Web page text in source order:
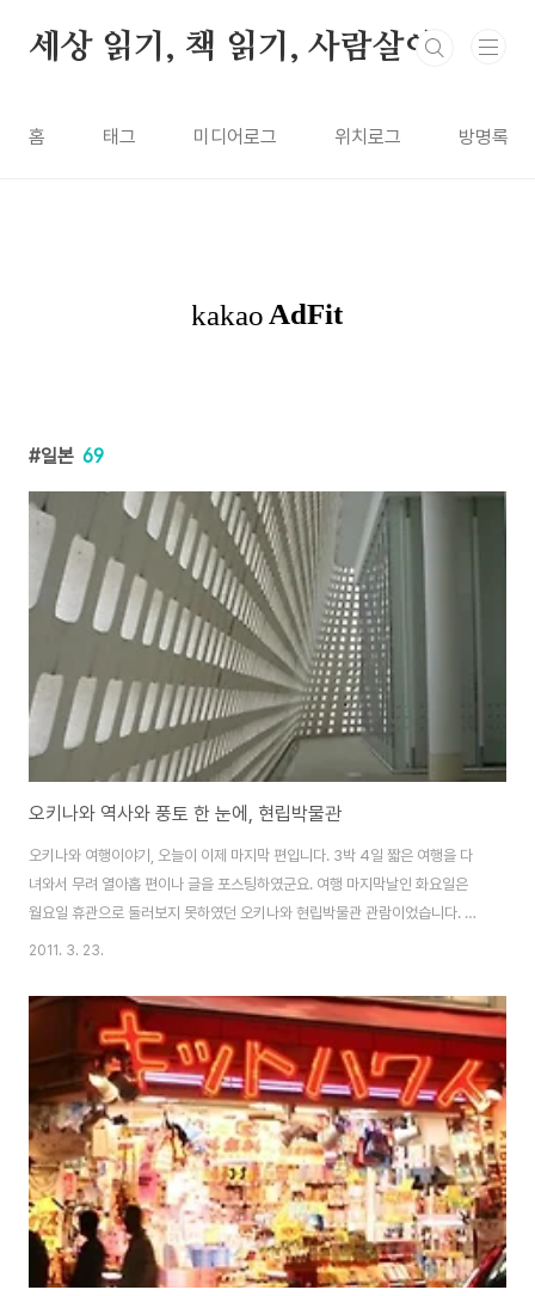
세상 읽기, 책 읽기, 사람살이
홈 태그 미디어로그 위치로그 방명록
일본 69
오키나와 역사와 풍토 한 눈에, 현립박물관
오키나와 여행이야기, 오늘이 이제 마지막 편입니다. 3박 4일 짧은 여행을 다
녀와서 무려 열아홉 편이나 글을 포스팅하였군요. 여행 마지막날인 화요일은
월요일 휴관으로 둘러보지 못하였던 오키나와 현립박물관 관람이었습니다. 아
침 일찍 호텔을 나와서 오키나와 현립박물관에 들렀다가 공항으로 가는 일정이
아니라 건물도 꽤 유명하다고 합니다. 건축가인 허정도 선생의 설명에 따르면,
현립 박물관은 오키나와의 옛 성(슈리성이겠지요) 이미지를 형상화한 외관디
자인으로 오키나와의 역사와 풍토를 상징한다고 합니다. 이시모토건축사무소
에서 설계하여 2007년 11월 개관한 이 건물은, 중앙부는 ‘나무 잎 사이로 스며
드는 햇빛’이란 이미지를 공간화시켰으며..
2011. 3. 23.